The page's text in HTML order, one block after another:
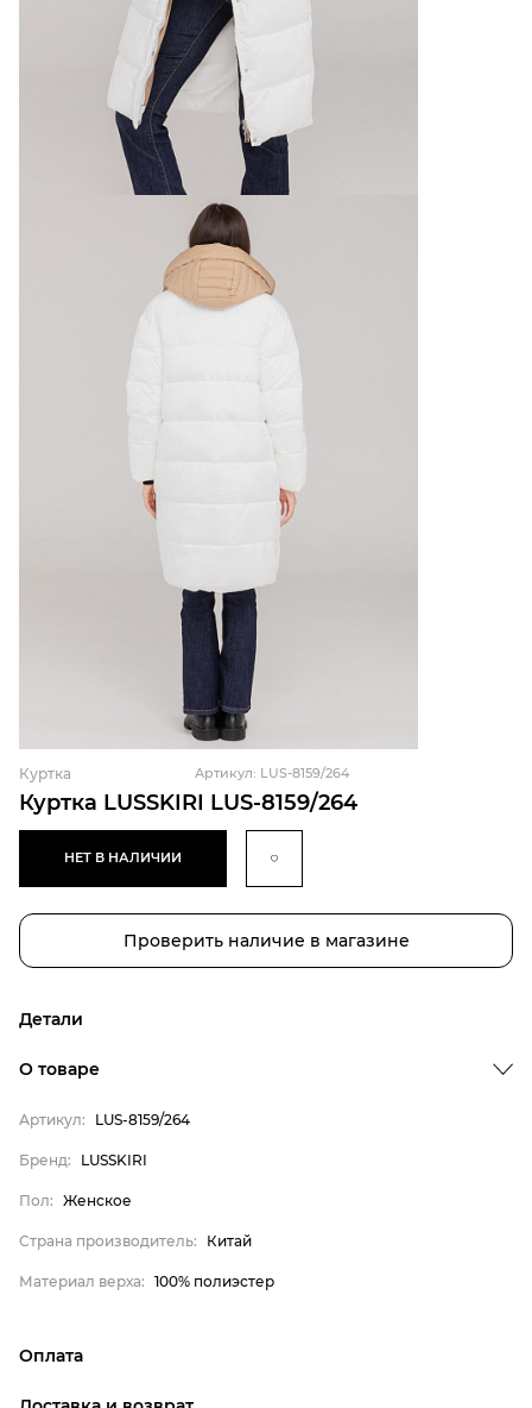
Куртка LUSSKIRI LUS-8159/264
Куртка Артикул: LUS-8159/264
НЕТ В НАЛИЧИИ
Проверить наличие в магазине
Детали
Бренд
LUSSKIRI
О товаре
Артикул: LUS-8159/264
Бренд: LUSSKIRI
Пол: Женское
Страна производитель: Китай
Материал верха: 100% полиэстер
Оплата